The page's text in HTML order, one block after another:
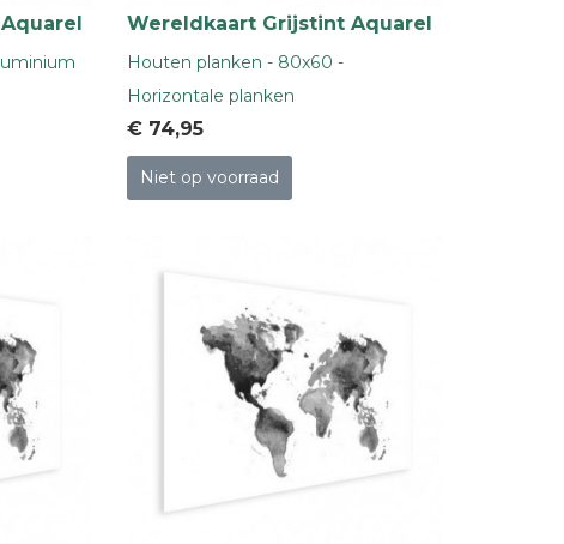
Wereldkaart Grijstint Aquarel
Houten planken - 80x60 -
Horizontale planken
€ 74,95
Niet op voorraad